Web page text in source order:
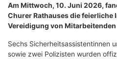
Am Mittwoch, 10. Juni 2026,
Churer Rathauses die feierliche
Vereidigung von
Sechs Sicherheitsassistentinnen
sowie zwei Polizisten wurden